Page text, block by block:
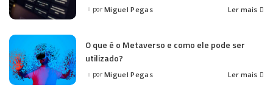
Posted
por Miguel Pegas Ler mais
O que é o Metaverso e como ele pode ser
utilizado?
Posted
por Miguel Pegas Ler mais